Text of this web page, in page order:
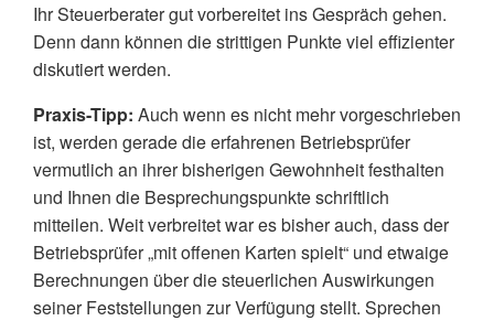
Ihr Steuerberater gut vorbereitet ins Gespräch gehen.
Denn dann können die strittigen Punkte viel effizienter
diskutiert werden.
Praxis-Tipp: Auch wenn es nicht mehr vorgeschrieben
ist, werden gerade die erfahrenen Betriebsprüfer
vermutlich an ihrer bisherigen Gewohnheit festhalten
und Ihnen die Besprechungspunkte schriftlich
mitteilen. Weit verbreitet war es bisher auch, dass der
Betriebsprüfer „mit offenen Karten spielt“ und etwaige
Berechnungen über die steuerlichen Auswirkungen
seiner Feststellungen zur Verfügung stellt. Sprechen